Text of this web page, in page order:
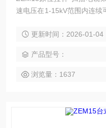
速电压在1-15kV范围内连续
位拉伸/压缩/弯曲实验。
更新时间：2026-01-04
产品型号：
浏览量：1637